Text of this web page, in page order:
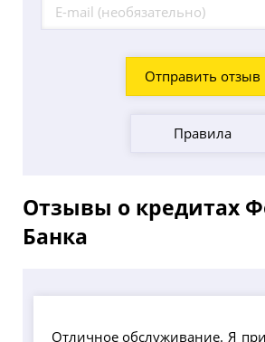
Отправить отзыв
Правила
Отзывы о кредитах
Банка
Отличное обслуживание. Я